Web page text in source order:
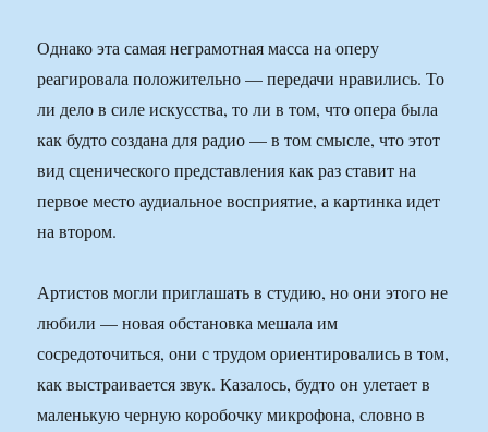
Однако эта самая неграмотная масса на оперу
реагировала положительно — передачи нравились. То
ли дело в силе искусства, то ли в том, что опера была
как будто создана для радио — в том смысле, что этот
вид сценического представления как раз ставит на
первое место аудиальное восприятие, а картинка идет
на втором.
Артистов могли приглашать в студию, но они этого не
любили — новая обстановка мешала им
сосредоточиться, они с трудом ориентировались в том,
как выстраивается звук. Казалось, будто он улетает в
маленькую черную коробочку микрофона, словно в